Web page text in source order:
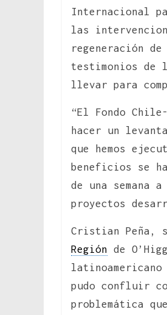
Internacional
las
regeneración
testimonios de
llevar para
“El Fondo
hacer un
que hemos
beneficios se
de una semana
proyectos
Cristian Peña,
Región de
pudo confluir
problemática